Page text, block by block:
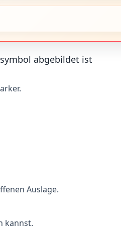
abgebildet ist
Auslage.
kannst.